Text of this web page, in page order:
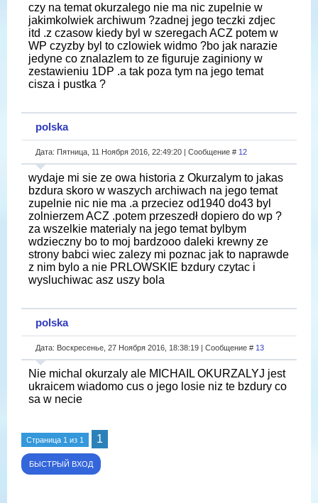
czy na temat okurzalego nie ma nic zupelnie w
jakimkolwiek archiwum ?zadnej jego teczki zdjec
itd .z czasow kiedy byl w szeregach ACZ potem w
WP czyzby byl to czlowiek widmo ?bo jak narazie
jedyne co znalazlem to ze figuruje zaginiony w
zestawieniu 1DP .a tak poza tym na jego temat
cisza i pustka ?
polska
Дата: Пятница, 11 Ноября 2016, 22:49:20 | Сообщение # 12
wydaje mi sie ze owa historia z Okurzalym to jakas
bzdura skoro w waszych archiwach na jego temat
zupelnie nic nie ma .a przeciez od1940 do43 byl
zolnierzem ACZ .potem przeszedł dopiero do wp ?
za wszelkie materialy na jego temat bylbym
wdzieczny bo to moj bardzooo daleki krewny ze
strony babci wiec zalezy mi poznac jak to naprawde
z nim bylo a nie PRLOWSKIE bzdury czytac i
wysluchiwac asz uszy bola
polska
Дата: Воскресенье, 27 Ноября 2016, 18:38:19 | Сообщение # 13
Nie michal okurzaly ale MICHAIL OKURZALYJ jest
ukraicem wiadomo cus o jego losie niz te bzdury co
sa w necie
Страница 1 из 1 1